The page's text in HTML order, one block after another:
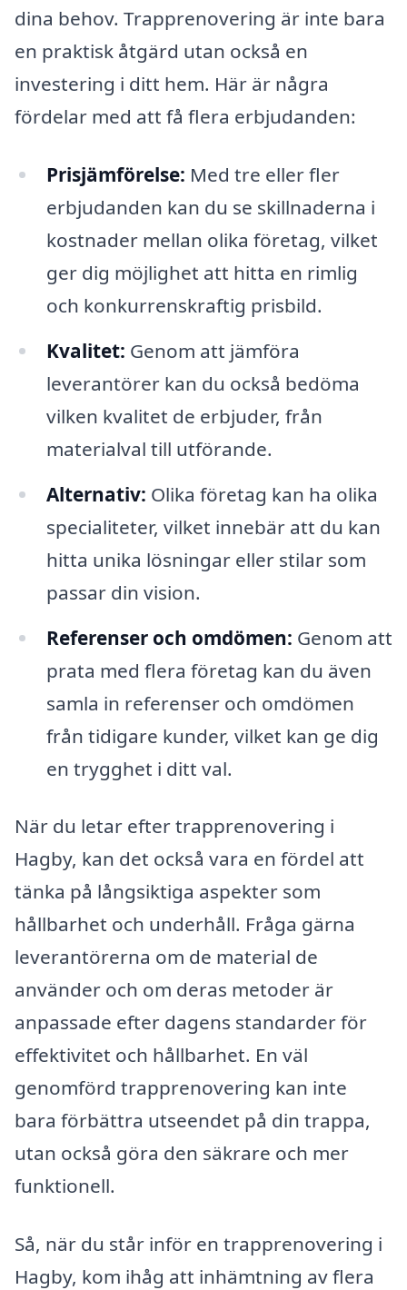
dina behov. Trapprenovering är inte bara
en praktisk åtgärd utan också en
investering i ditt hem. Här är några
fördelar med att få flera erbjudanden:
Prisjämförelse: Med tre eller fler
erbjudanden kan du se skillnaderna i
kostnader mellan olika företag, vilket
ger dig möjlighet att hitta en rimlig
och konkurrenskraftig prisbild.
Kvalitet: Genom att jämföra
leverantörer kan du också bedöma
vilken kvalitet de erbjuder, från
materialval till utförande.
Alternativ: Olika företag kan ha olika
specialiteter, vilket innebär att du kan
hitta unika lösningar eller stilar som
passar din vision.
Referenser och omdömen: Genom att
prata med flera företag kan du även
samla in referenser och omdömen
från tidigare kunder, vilket kan ge dig
en trygghet i ditt val.
När du letar efter trapprenovering i
Hagby, kan det också vara en fördel att
tänka på långsiktiga aspekter som
hållbarhet och underhåll. Fråga gärna
leverantörerna om de material de
använder och om deras metoder är
anpassade efter dagens standarder för
effektivitet och hållbarhet. En väl
genomförd trapprenovering kan inte
bara förbättra utseendet på din trappa,
utan också göra den säkrare och mer
funktionell.
Så, när du står inför en trapprenovering i
Hagby, kom ihåg att inhämtning av flera